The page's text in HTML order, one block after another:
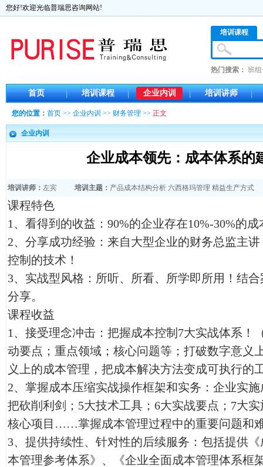
您好!欢迎光临普瑞思咨询网站!
培训课程
热门搜索： 班
首页 培训课程 企业内训 培训讲师
您的位置： 首页 >> 企业内训 >> 财务管理 >> 正文
企业内训
企业成本领先：成本体系的
培训讲师： 左宾 培训主题： 产品成本结构分析 六西格玛管理 精益生产方式
课程特色
1、看得到的收益：90%的企业存在10%-30%的
2、分享成功经验：来自大型企业的财务总监主
控制的技术！
3、实战型风格：所听、所看、所学即所用！结
分享。
课程收益
1、接受理念冲击：把握成本控制7大实战体系！
动要点；重点领域；核心问题等；打破数字意义
义上的成本管理，把成本解决方法变成可执行的
2、掌握成本压缩实战操作框架和实务：企业实
把砍削利剑；5大技术工具；6大实战要点；7大
核心项目……掌握成本管理过程中的重要问题和
3、提供持续性、针对性的后续服务：包括提供
本管理参考体系》、《企业全面成本管理体系框